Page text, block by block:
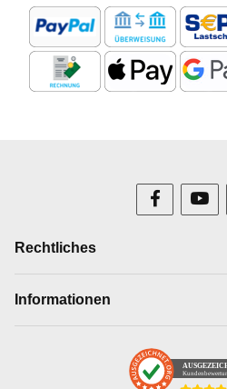
Rechtliches
Informationen